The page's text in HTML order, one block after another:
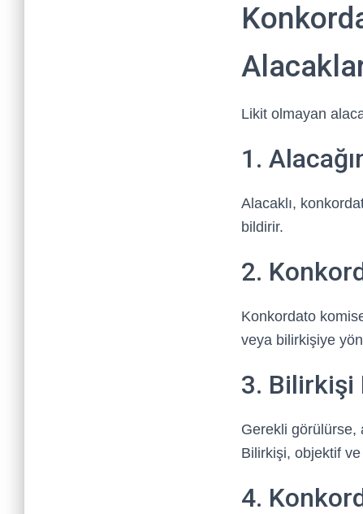
Likit olmayan
1.
Alacaklı,
bildirir.
2.
Konkordato
veya bilirkişiye
3. Bilirkişi
Gerekli görülürse,
Bilirkişi, objektif
4.